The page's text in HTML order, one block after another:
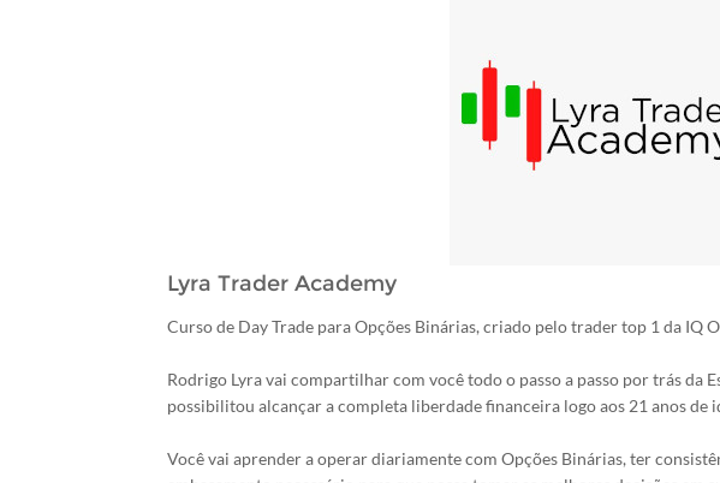
Lyra Trader Academy
Curso de Day Trade para Opções Binárias, criado pelo trader top 1 da IQ
Rodrigo Lyra vai compartilhar com você todo o passo a passo por trás da
possibilitou alcançar a completa liberdade financeira logo aos 21 anos de
Você vai aprender a operar diariamente com Opções Binárias, ter